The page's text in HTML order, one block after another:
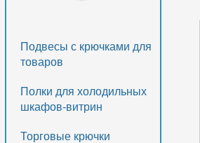
Подвесы с крючками для
товаров
Полки для холодильных
шкафов-витрин
Торговые крючки